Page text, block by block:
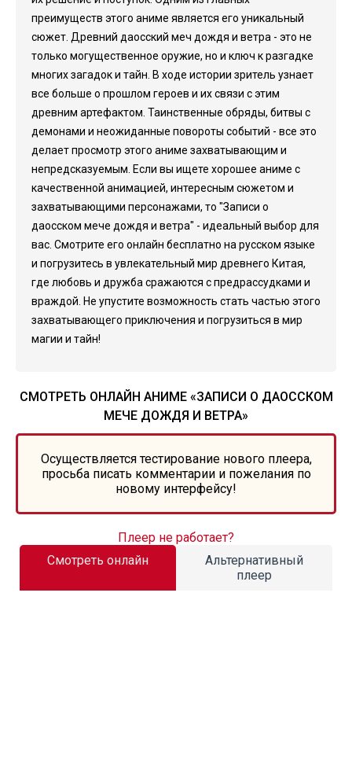
преимуществ этого аниме является его уникальный
сюжет. Древний даосский меч дождя и ветра - это не
только могущественное оружие, но и ключ к разгадке
многих загадок и тайн. В ходе истории зритель узнает
все больше о прошлом героев и их связи с этим
древним артефактом. Таинственные обряды, битвы с
демонами и неожиданные повороты событий - все это
делает просмотр этого аниме захватывающим и
непредсказуемым. Если вы ищете хорошее аниме с
качественной анимацией, интересным сюжетом и
захватывающими персонажами, то "Записи о
даосском мече дождя и ветра" - идеальный выбор для
вас. Смотрите его онлайн бесплатно на русском языке
и погрузитесь в увлекательный мир древнего Китая,
где любовь и дружба сражаются с предрассудками и
враждой. Не упустите возможность стать частью этого
захватывающего приключения и погрузиться в мир
магии и тайн!
СМОТРЕТЬ ОНЛАЙН АНИМЕ «ЗАПИСИ О ДАОССКОМ
МЕЧЕ ДОЖДЯ И ВЕТРА»
Осуществляется тестирование нового плеера,
просьба писать комментарии и пожелания по
новому интерфейсу!
Смотреть онлайн
Альтернативный
плеер
Плеер не работает?